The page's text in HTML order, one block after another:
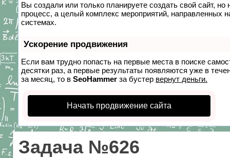
Вы создали или только планируете создать свой сайт,
процесс, а целый комплекс мероприятий, направленных
системах.
Ускорение продвижения
Если вам трудно попасть на первые места в поиске
десятки раз, а первые результаты появляются уже в
за месяц, то в SeoHammer за бустер вернут деньги.
Начать продвижение сайта
Задача №626